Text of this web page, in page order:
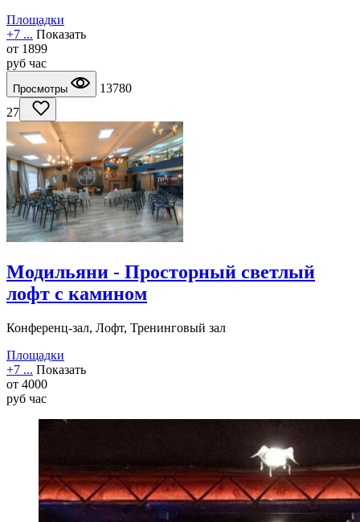
Площадки
+7 ... Показать
от 1899
руб час
Просмотры
13780
27
Модильяни - Просторный светлый
лофт с камином
Конференц-зал, Лофт, Тренинговый зал
Площадки
+7 ... Показать
от 4000
руб час